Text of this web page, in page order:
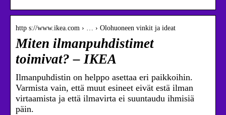
http s://www.ikea.com › … › Olohuoneen vinkit ja ideat
Miten ilmanpuhdistimet
toimivat? – IKEA
Ilmanpuhdistin on helppo asettaa eri paikkoihin.
Varmista vain, että muut esineet eivät estä ilman
virtaamista ja että ilmavirta ei suuntaudu ihmisiä
päin.